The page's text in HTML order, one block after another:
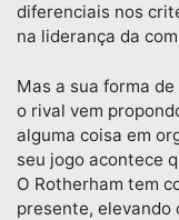
diferenciais nos
na liderança da
Mas a sua forma
o rival vem
alguma coisa em
seu jogo acontece
O Rotherham tem
presente, elevando